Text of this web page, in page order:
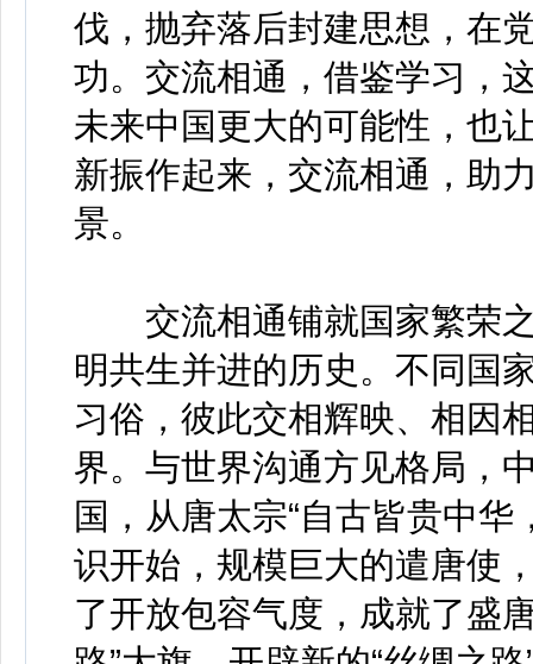
伐，抛弃落后封建思想，在
功。交流相通，借鉴学习，
未来中国更大的可能性，也
新振作起来，交流相通，助
景。
交流相通铺就国家繁荣之
明共生并进的历史。不同国
习俗，彼此交相辉映、相因
界。与世界沟通方见格局，
国，从唐太宗“自古皆贵中
识开始，规模巨大的遣唐使
了开放包容气度，成就了盛